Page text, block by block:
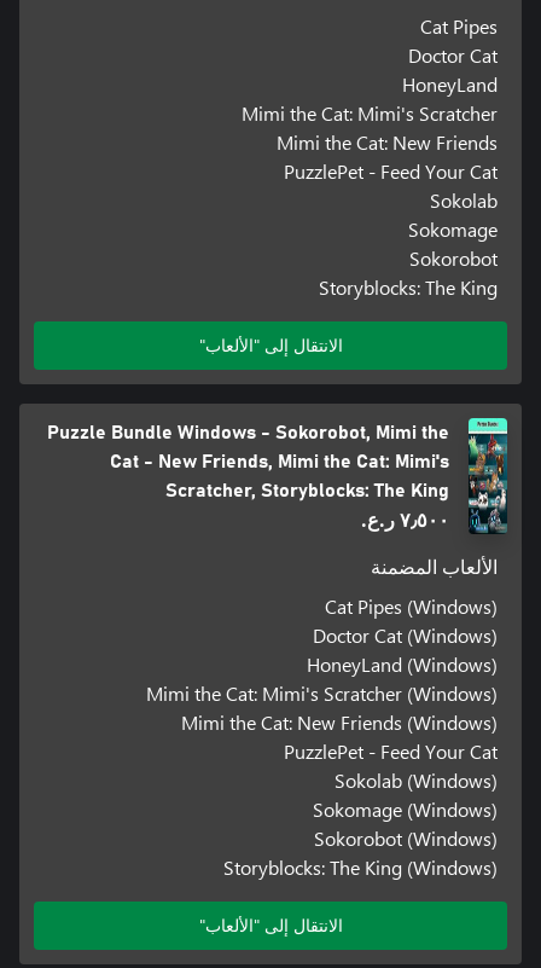
Cat Pipes
Doctor Cat
HoneyLand
Mimi the Cat: Mimi's Scratcher
Mimi the Cat: New Friends
PuzzlePet - Feed Your Cat
Sokolab
Sokomage
Sokorobot
Storyblocks: The King
الانتقال إلى "الألعاب"
Puzzle Bundle Windows - Sokorobot, Mimi the
Cat - New Friends, Mimi the Cat: Mimi's
Scratcher, Storyblocks: The King
٧٫٥٠٠ ر.ع.‏
الألعاب المضمنة
Cat Pipes (Windows)
Doctor Cat (Windows)
HoneyLand (Windows)
Mimi the Cat: Mimi's Scratcher (Windows)
Mimi the Cat: New Friends (Windows)
PuzzlePet - Feed Your Cat
Sokolab (Windows)
Sokomage (Windows)
Sokorobot (Windows)
Storyblocks: The King (Windows)
الانتقال إلى "الألعاب"